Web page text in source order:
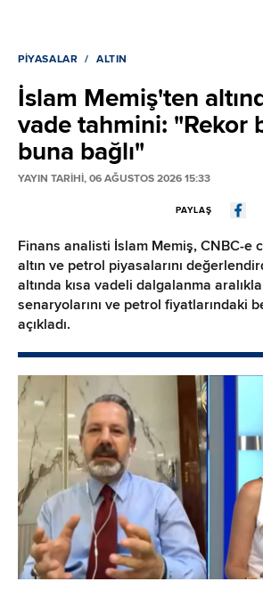
PIYASALAR ALTIN
İslam Memiş'ten
vade tahmini: "Rekor
buna bağlı"
YAYIN TARİHİ, 06 AĞUSTOS 2026 15:33
PAYLAŞ
Finans analisti İslam Memiş, CNBC-e
altın ve petrol piyasalarını
altında kısa vadeli dalgalanma
senaryolarını ve petrol fiyatlarındaki
açıkladı.